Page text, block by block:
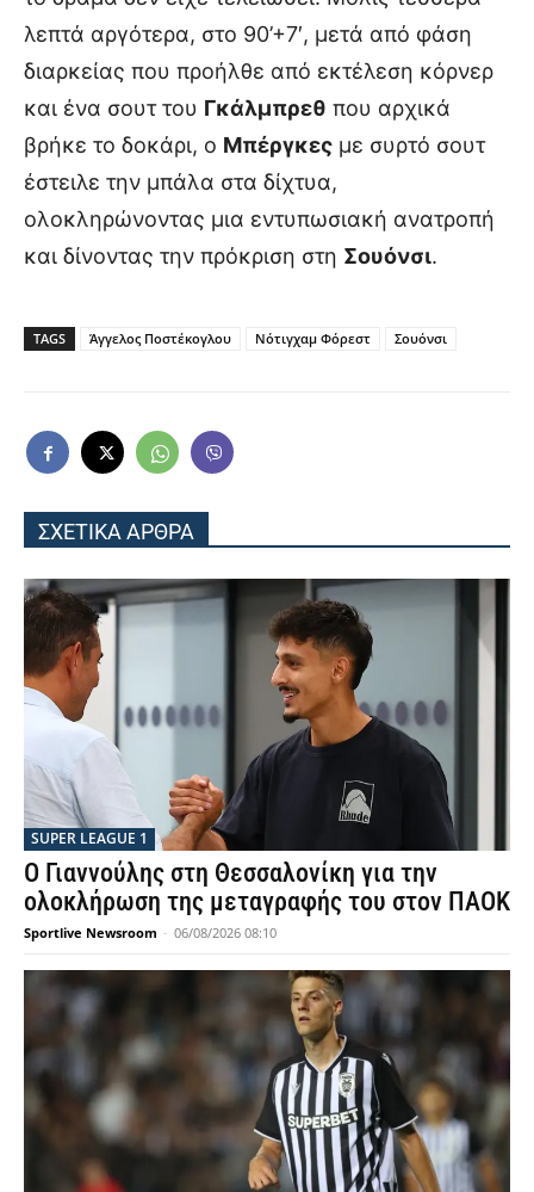
λεπτά αργότερα, στο 90’+7′, μετά από φάση
διαρκείας που προήλθε από εκτέλεση κόρνερ
και ένα σουτ του Γκάλμπρεθ που αρχικά
βρήκε το δοκάρι, ο Μπέργκες με συρτό σουτ
έστειλε την μπάλα στα δίχτυα,
ολοκληρώνοντας μια εντυπωσιακή ανατροπή
και δίνοντας την πρόκριση στη Σουόνσι.
TAGS Άγγελος Ποστέκογλου Νότιγχαμ Φόρεστ Σουόνσι
ΣΧΕΤΙΚΑ ΑΡΘΡΑ
SUPER LEAGUE 1
Ο Γιαννούλης στη Θεσσαλονίκη για την
ολοκλήρωση της μεταγραφής του στον ΠΑΟΚ
Sportlive Newsroom - 06/08/2026 08:10